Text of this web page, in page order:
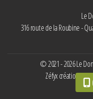
Le
316 route de la Roubine -
© 2021 - 2026 Le
Zéfyxcréation de